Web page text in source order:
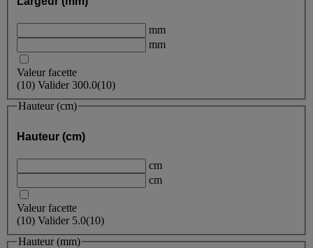
mm
mm
Valeur facette
(10) Valider300.0(10)
Hauteur (cm)
Hauteur (cm)
cm
cm
Valeur facette
(10) Valider 5.0(10)
Hauteur (mm)